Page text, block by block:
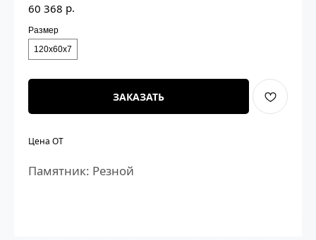
60 368 р.
Размер
120х60х7
ЗАКАЗАТЬ
Цена ОТ
Памятник: Резной